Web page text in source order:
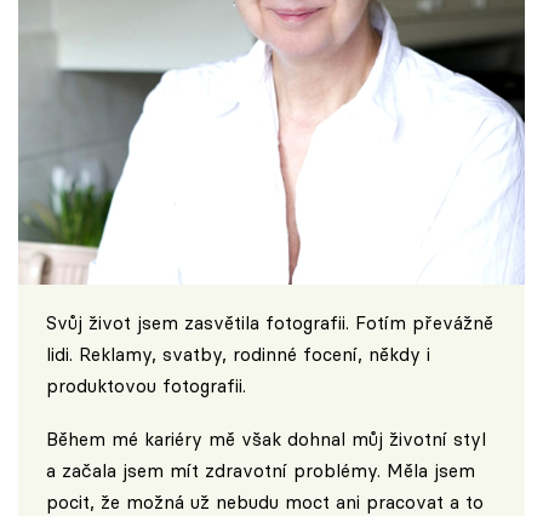
Svůj život jsem zasvětila fotografii. Fotím převážně
lidi. Reklamy, svatby, rodinné focení, někdy i
produktovou fotografii.
Během mé kariéry mě však dohnal můj životní styl
a začala jsem mít zdravotní problémy. Měla jsem
pocit, že možná už nebudu moct ani pracovat a to